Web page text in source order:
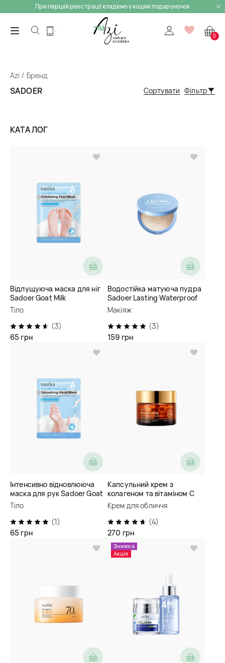
При першій реєстрації кладемо у кошик подаруночок
0
Azi Бренд
SADOER Сортувати Фільтр
КАТАЛОГ
Відлущуюча маска для ніг
Sadoer Goat Milk
Nicotinamide Exfoliating
Foot Mask
Тіло
(3)
65 грн
Водостійка матуюча пудра
Sadoer Lasting Waterproof
Matte Finishing Powder
Макіяж
(3)
159 грн
Інтенсивно відновлююча
маска для рук Sadoer Goat
Milk Nicotinamide Smoothing
Hand Mask
Тіло
(1)
65 грн
Капсульний крем з
колагеном та вітаміном С
Sadoer Deep Collagen
Vitamin C Capsules Cream
Крем для обличчя
(4)
270 грн
Знижка
Акція